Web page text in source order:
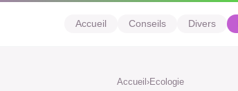
Accueil Conseils Divers
Accueil ›Ecologie